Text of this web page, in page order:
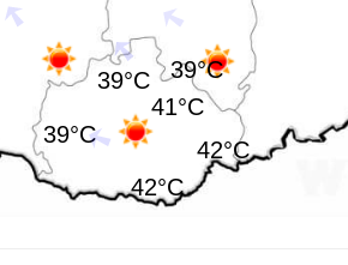
39°C
42°C
41°C
42°C
39°C
39°C